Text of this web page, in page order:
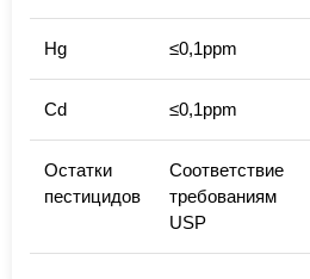
Hg ≤0,1ppm
Cd ≤0,1ppm
Остатки
пестицидов
Соответствие
требованиям
USP